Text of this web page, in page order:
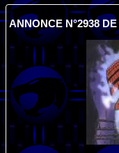
ANNONCE N°2938